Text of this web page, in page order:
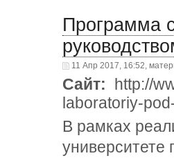
Программа
11 Апр 2017, 16:52,
Сайт: http://
laboratoriy-
В рамках
университете